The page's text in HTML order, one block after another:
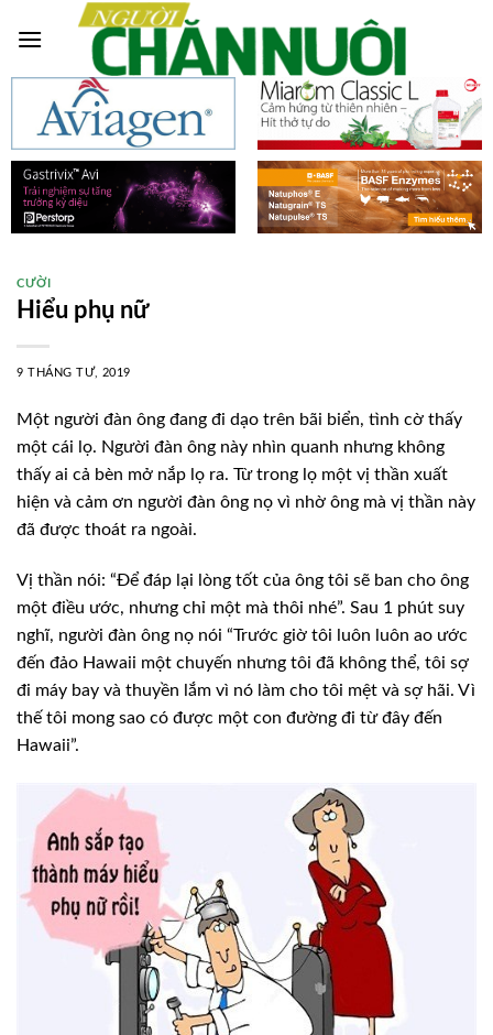
CƯỜI
Hiểu phụ nữ
9 THÁNG TƯ, 2019
Một người đàn ông đang đi dạo trên bãi biển, tình cờ thấy
một cái lọ. Người đàn ông này nhìn quanh nhưng không
thấy ai cả bèn mở nắp lọ ra. Từ trong lọ một vị thần xuất
hiện và cảm ơn người đàn ông nọ vì nhờ ông mà vị thần này
đã được thoát ra ngoài.
Vị thần nói: “Ðể đáp lại lòng tốt của ông tôi sẽ ban cho ông
một điều ước, nhưng chỉ một mà thôi nhé”. Sau 1 phút suy
nghĩ, người đàn ông nọ nói “Trước giờ tôi luôn luôn ao ước
đến đảo Hawaii một chuyến nhưng tôi đã không thể, tôi sợ
đi máy bay và thuyền lắm vì nó làm cho tôi mệt và sợ hãi. Vì
thế tôi mong sao có được một con đường đi từ đây đến
Hawaii”.